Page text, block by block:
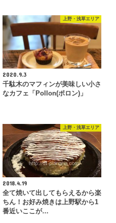
上野・浅草エリア
2020.9.3
千駄木のマフィンが美味しい小さ
なカフェ「Pollon(ポロン)」
上野・浅草エリア
2018.4.19
全て焼いて出してもらえるから楽
ちん！お好み焼きは上野駅から1
番近いここが…